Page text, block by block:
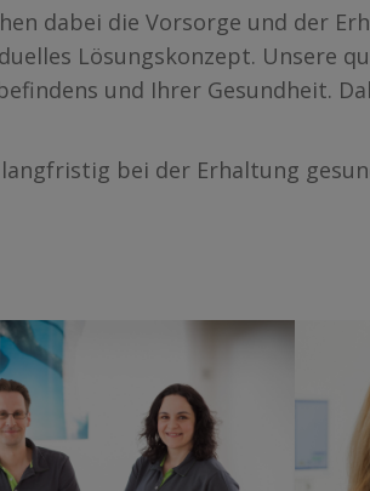
dabei die Vorsorge und der
Lösungskonzept. Unsere
und Ihrer Gesundheit.
bei der Erhaltung